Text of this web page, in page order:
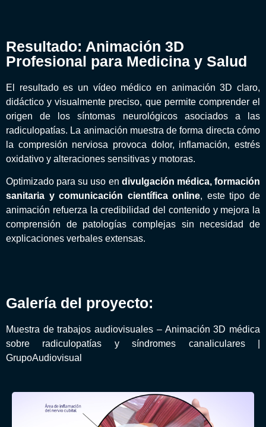
Resultado: Animación 3D
Profesional para Medicina y Salud
El resultado es un vídeo médico en animación 3D claro,
didáctico y visualmente preciso, que permite comprender el
origen de los síntomas neurológicos asociados a las
radiculopatías. La animación muestra de forma directa cómo
la compresión nerviosa provoca dolor, inflamación, estrés
oxidativo y alteraciones sensitivas y motoras.
Optimizado para su uso en divulgación médica, formación
sanitaria y comunicación científica online, este tipo de
animación refuerza la credibilidad del contenido y mejora la
comprensión de patologías complejas sin necesidad de
explicaciones verbales extensas.
Galería del proyecto:
Muestra de trabajos audiovisuales – Animación 3D médica
sobre radiculopatías y síndromes canaliculares |
GrupoAudiovisual